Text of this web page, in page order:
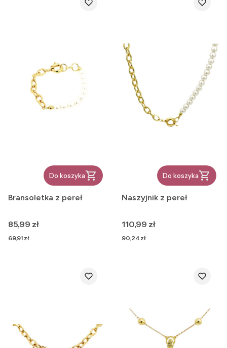
Do koszyka
Bransoletka z pereł
Cena
85,99 zł
Cena
69,91 zł
Do koszyka
Naszyjnik z pereł
Cena
110,99 zł
Cena
90,24 zł